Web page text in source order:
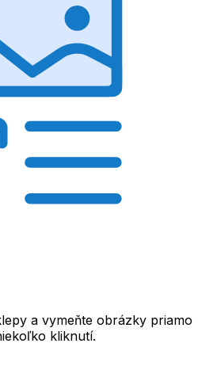
a vymeňte obrázky priamo
kliknutí.